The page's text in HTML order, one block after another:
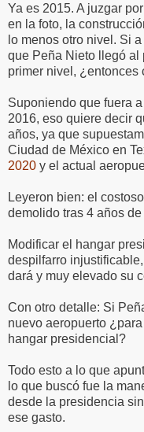
Ya es 2015. A juzgar
en la foto, la
lo menos otro nivel. Si
que Peña Nieto llegó al
primer nivel, ¿entonces
Suponiendo que fuera
2016, eso quiere decir
años, ya que
Ciudad de México en
2020 y el actual
Leyeron bien: el
demolido tras 4 años de
Modificar el hangar
despilfarro
dará y muy elevado su
Con otro detalle: Si
nuevo aeropuerto
hangar presidencial?
Todo esto a lo que
lo que buscó fue la
desde la presidencia
ese gasto.